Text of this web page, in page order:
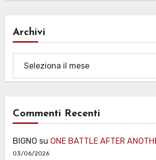
Archivi
Commenti Recenti
BIGNO su ONE BATTLE AFTER
03/06/2026